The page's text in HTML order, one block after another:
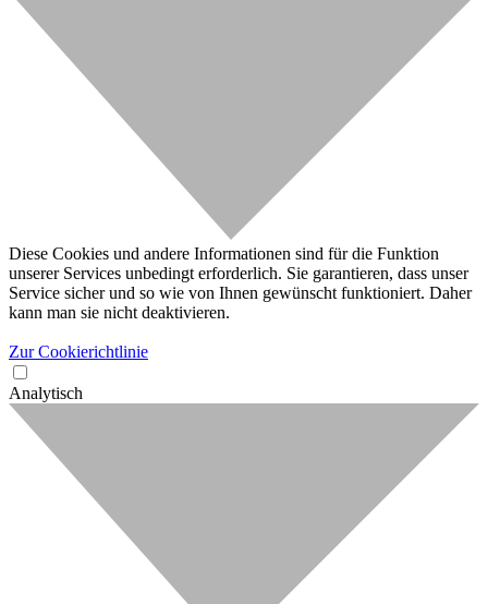
Diese Cookies und andere Informationen sind für die Funktion
unserer Services unbedingt erforderlich. Sie garantieren, dass unser
Service sicher und so wie von Ihnen gewünscht funktioniert. Daher
kann man sie nicht deaktivieren.
Zur Cookierichtlinie
Analytisch